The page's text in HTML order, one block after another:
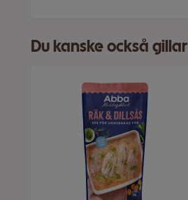
Du kanske också gillar